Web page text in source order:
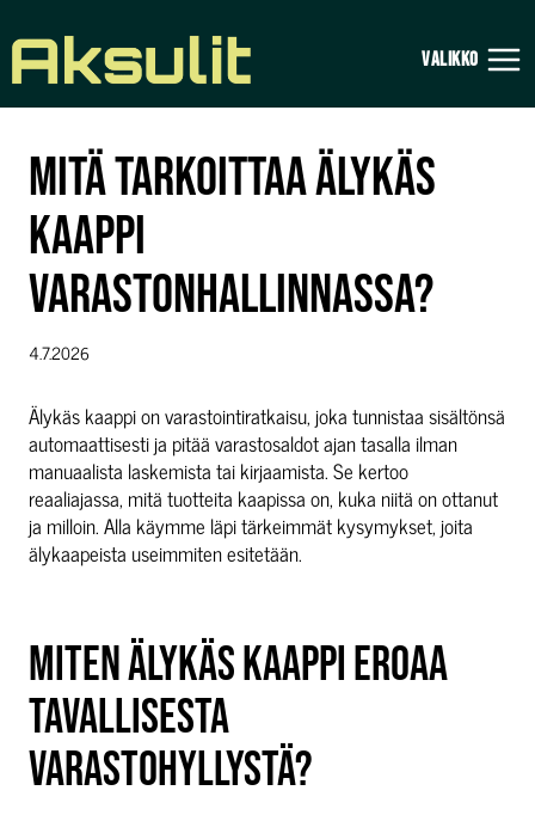
sisältöön
VALIKKO
MITÄ TARKOITTAA ÄLYKÄS
KAAPPI
VARASTONHALLINNASSA?
4.7.2026
Älykäs kaappi on varastointiratkaisu, joka tunnistaa sisältönsä
automaattisesti ja pitää varastosaldot ajan tasalla ilman
manuaalista laskemista tai kirjaamista. Se kertoo
reaaliajassa, mitä tuotteita kaapissa on, kuka niitä on ottanut
ja milloin. Alla käymme läpi tärkeimmät kysymykset, joita
älykaapeista useimmiten esitetään.
MITEN ÄLYKÄS KAAPPI EROAA
TAVALLISESTA
VARASTOHYLLYSTÄ?